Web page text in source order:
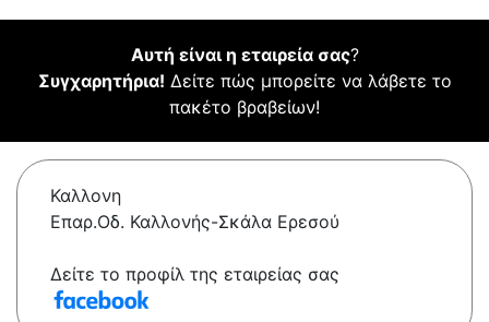
Αυτή είναι η εταιρεία σας?
Συγχαρητήρια! Δείτε πώς μπορείτε να λάβετε το
πακέτο βραβείων!
Καλλονη
Επαρ.Οδ. Καλλονής-Σκάλα Ερεσού
Δείτε το προφίλ της εταιρείας σας